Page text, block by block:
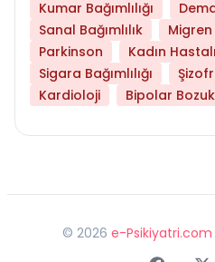
Kumar Bağımlılığı
Sanal Bağımlılık
Migren
Parkinson
Kadın
Sigara Bağımlılığı
Kardioloji
Bipolar
© 2026 e-Psikiyatri.com